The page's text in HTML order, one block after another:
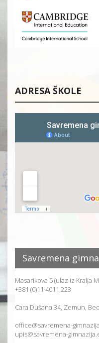
ADRESA ŠKOLE
Savremena
Masarikova 5 (ulaz iz Kralja
+381 (0)11 4011 223
Cara Dušana 34, Zemun,
office@savremena-
upis@savremena-